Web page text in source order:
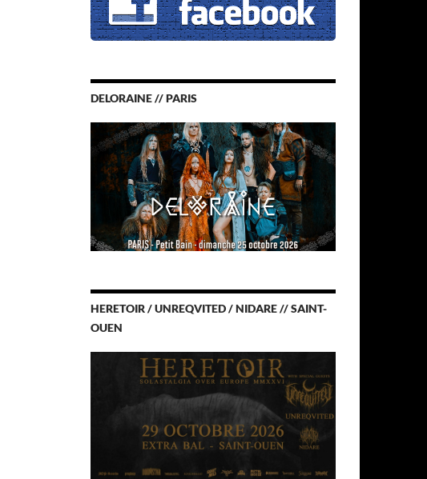
DELORAINE // PARIS
HERETOIR / UNREQVITED / NIDARE // SAINT-
OUEN